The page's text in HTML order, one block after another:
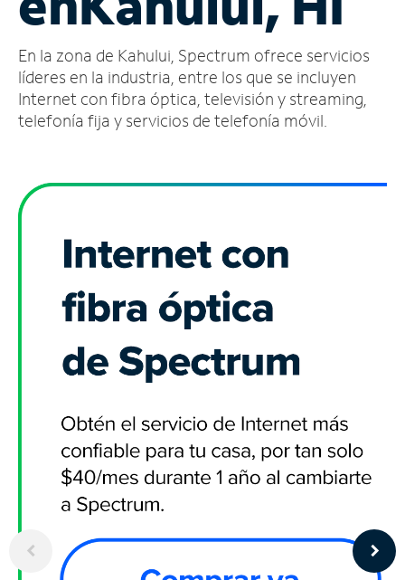
cuenta
Encuentra
una
tienda
En la zona de Kahului, Spectrum ofrece servicios
líderes en la industria, entre los que se incluyen
Internet con fibra óptica, televisión y streaming,
telefonía fija y servicios de telefonía móvil.